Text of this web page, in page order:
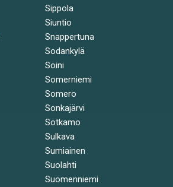
Sippola
Siuntio
Snappertuna
Sodankylä
Soini
Somerniemi
Somero
Sonkajärvi
Sotkamo
Sulkava
Sumiainen
Suolahti
Suomenniemi